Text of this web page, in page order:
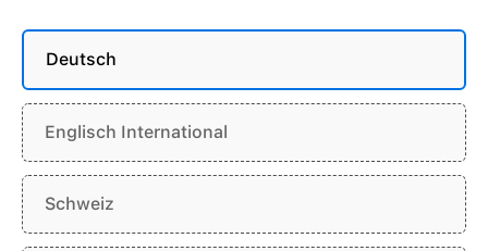
Deutsch
Englisch International
Schweiz